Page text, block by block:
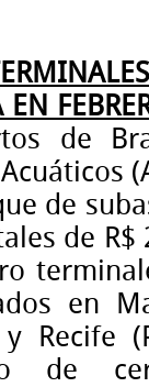
de
de
de R$
en
Recife
de